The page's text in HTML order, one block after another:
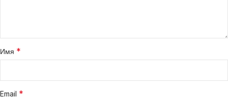
Имя *
Email *